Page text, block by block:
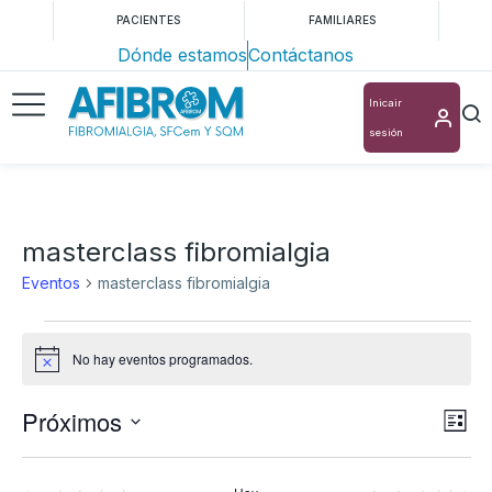
PACIENTES FAMILIARES
Dónde estamosContáctanos
Inicair
sesión
masterclass fibromialgia
Eventos masterclass fibromialgia
Aviso No hay eventos programados.
de
de
Lista
Próximos
Selecciona